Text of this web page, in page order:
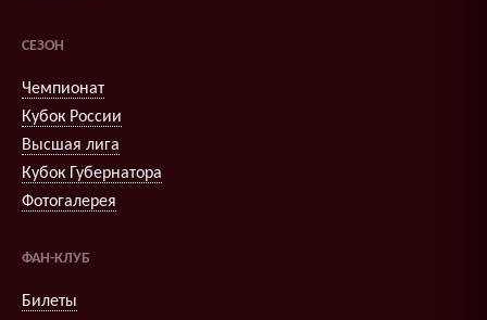
СЕЗОН
Чемпионат
Кубок России
Высшая лига
Кубок Губернатора
Фотогалерея
ФАН-КЛУБ
Билеты